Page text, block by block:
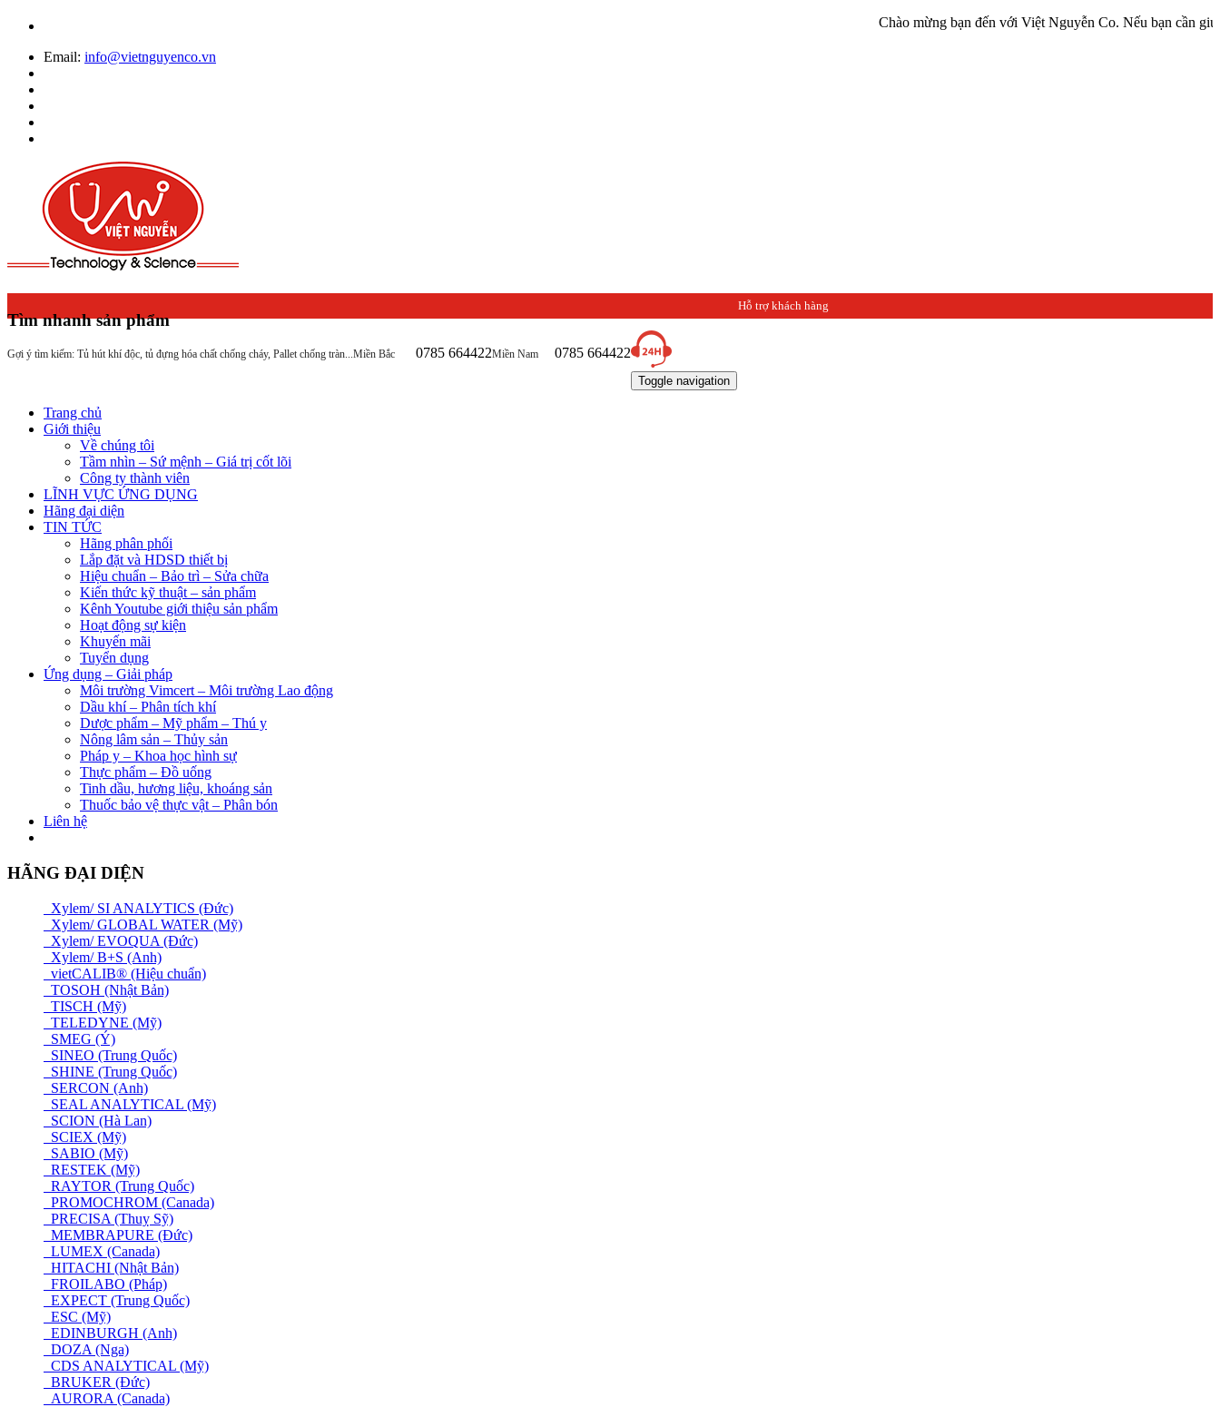
Chào mừng bạn đến với Việt Nguyễn Co. Nếu bạn cần giúp đỡ
Email: info@vietnguyenco.vn
Tìm nhanh sản phẩm
Gợi ý tìm kiếm: Tủ hút khí độc, tủ đựng hóa chất chống cháy, Pallet chống tràn...
Hỗ trợ khách hàng
Miền Bắc 0785 664422Miền Nam 0785 664422
Toggle navigation
Trang chủ
Giới thiệu
Về chúng tôi
Tầm nhìn – Sứ mệnh – Giá trị cốt lõi
Công ty thành viên
LĨNH VỰC ỨNG DỤNG
Hãng đại diện
TIN TỨC
Hãng phân phối
Lắp đặt và HDSD thiết bị
Hiệu chuẩn – Bảo trì – Sửa chữa
Kiến thức kỹ thuật – sản phẩm
Kênh Youtube giới thiệu sản phẩm
Hoạt động sự kiện
Khuyến mãi
Tuyển dụng
Ứng dụng – Giải pháp
Môi trường Vimcert – Môi trường Lao động
Dầu khí – Phân tích khí
Dược phẩm – Mỹ phẩm – Thú y
Nông lâm sản – Thủy sản
Pháp y – Khoa học hình sự
Thực phẩm – Đồ uống
Tinh dầu, hương liệu, khoáng sản
Thuốc bảo vệ thực vật – Phân bón
Liên hệ
HÃNG ĐẠI DIỆN
Xylem/ SI ANALYTICS (Đức)
Xylem/ GLOBAL WATER (Mỹ)
Xylem/ EVOQUA (Đức)
Xylem/ B+S (Anh)
vietCALIB® (Hiệu chuẩn)
TOSOH (Nhật Bản)
TISCH (Mỹ)
TELEDYNE (Mỹ)
SMEG (Ý)
SINEO (Trung Quốc)
SHINE (Trung Quốc)
SERCON (Anh)
SEAL ANALYTICAL (Mỹ)
SCION (Hà Lan)
SCIEX (Mỹ)
SABIO (Mỹ)
RESTEK (Mỹ)
RAYTOR (Trung Quốc)
PROMOCHROM (Canada)
PRECISA (Thuỵ Sỹ)
MEMBRAPURE (Đức)
LUMEX (Canada)
HITACHI (Nhật Bản)
FROILABO (Pháp)
EXPECT (Trung Quốc)
ESC (Mỹ)
EDINBURGH (Anh)
DOZA (Nga)
CDS ANALYTICAL (Mỹ)
BRUKER (Đức)
AURORA (Canada)